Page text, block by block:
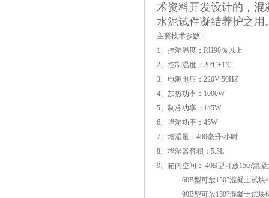
术资料开发设计的，
水泥试件凝结养护之用
主要技术参数：
1、控湿温度：RH90％以上
2、控制温度：20℃±1℃
3、电源电压：220V 50HZ
4、加热功率：1000W
5、制冷功率：145W
6、增湿功率：45W
7、增湿量：400毫升/小时
8、增湿器容积：5.5L
9、箱内空间： 40B型可放150?混
60B型可放150?混凝土试块
90B型可放150?混凝土试块